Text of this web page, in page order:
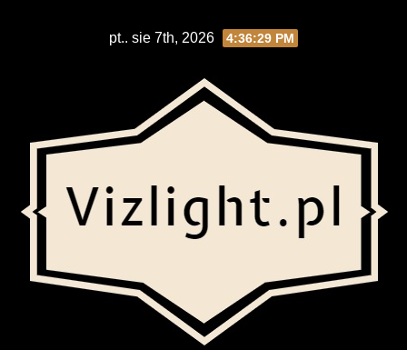
pt.. sie 7th, 2026 4:36:29 PM